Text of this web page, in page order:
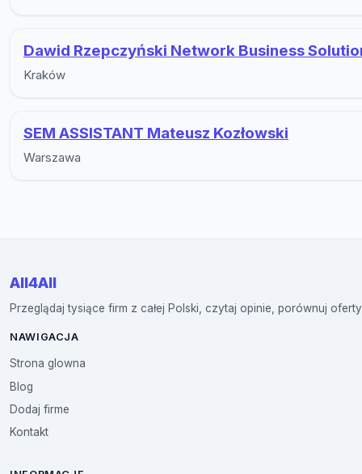
Dawid Rzepczyński Network Business
Kraków
SEM ASSISTANT Mateusz Kozłowski
Warszawa
All4All
Przeglądaj tysiące firm z całej Polski, czytaj opinie, porównuj
NAWIGACJA
Strona glowna
Blog
Dodaj firme
Kontakt